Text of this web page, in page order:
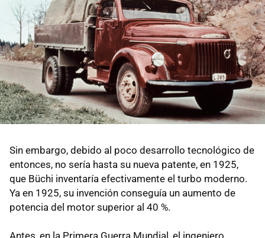
Sin embargo, debido al poco desarrollo tecnológico de
entonces, no sería hasta su nueva patente, en 1925,
que Büchi inventaría efectivamente el turbo moderno.
Ya en 1925, su invención conseguía un aumento de
potencia del motor superior al 40 %.